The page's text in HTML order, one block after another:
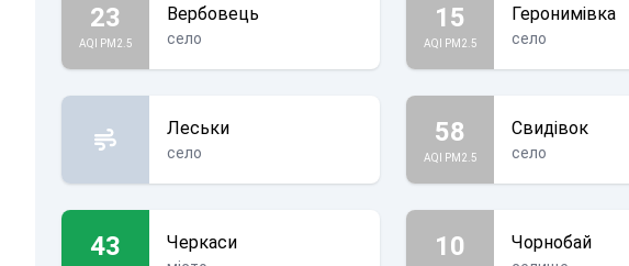
23
AQI PM2.5
Вербовець
село
15
AQI PM2.5
Геронимівка
село
Леськи
село
58
AQI PM2.5
Свидівок
село
43 Черкаси 10 Чорнобай